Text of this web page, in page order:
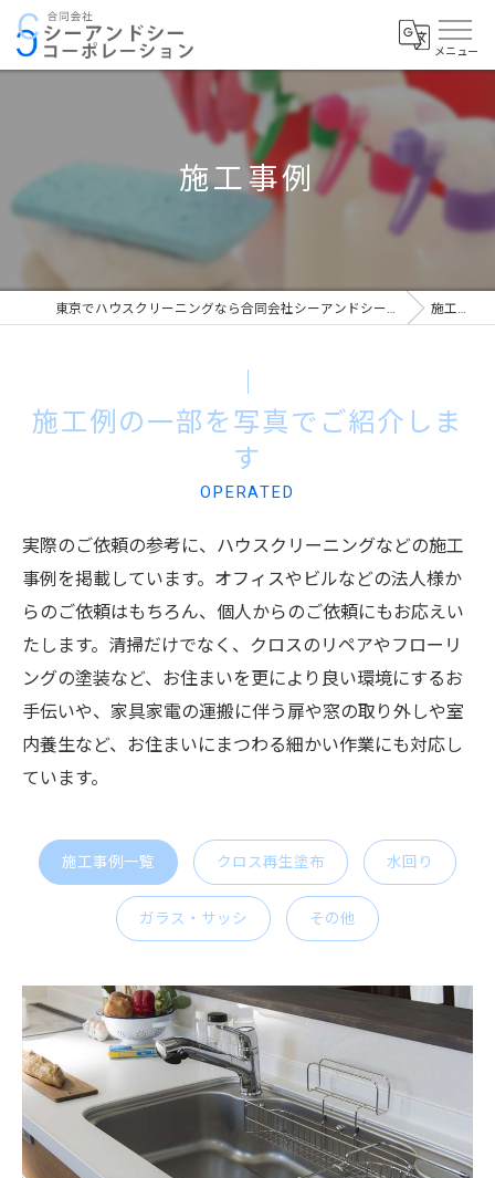
施工事例
東京でハウスクリーニングなら合同会社シーアンドシーコーポレーション 施工事例
施工例の一部を写真でご紹介しま
す
OPERATED
実際のご依頼の参考に、ハウスクリーニングなどの施工
事例を掲載しています。オフィスやビルなどの法人様か
らのご依頼はもちろん、個人からのご依頼にもお応えい
たします。清掃だけでなく、クロスのリペアやフローリ
ングの塗装など、お住まいを更により良い環境にするお
手伝いや、家具家電の運搬に伴う扉や窓の取り外しや室
内養生など、お住まいにまつわる細かい作業にも対応し
ています。
施工事例一覧 クロス再生塗布 水回り
ガラス・サッシ その他